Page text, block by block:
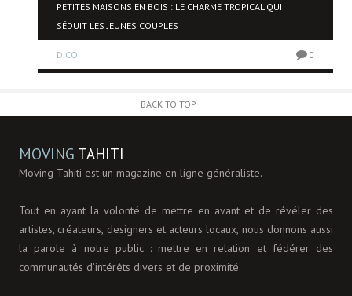
PETITES MAISONS EN BOIS : LE CHARME TROPICAL QUI
SÉDUIT LES JEUNES COUPLES
D.CO 0
BACK TO TOP
MOVING TAHITI
Moving Tahiti est un magazine en ligne généraliste.
Tout en ayant la volonté de mettre en avant et de révéler des
artistes, créateurs, designers et acteurs locaux, nous donnons aussi
la parole à notre public : mettre en relation et fédérer des
communautés d’intérêts divers et de proximité.